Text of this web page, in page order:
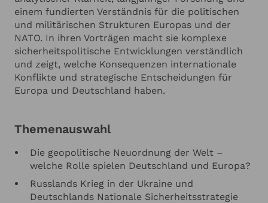
einem fundierten Verständnis für die politischen
und militärischen Strukturen Europas und der
NATO. In ihren Vorträgen macht sie komplexe
sicherheitspolitische Entwicklungen verständlich
und zeigt, welche Konsequenzen internationale
Konflikte und strategische Entscheidungen für
Europa und Deutschland haben.
Themenauswahl
Die geopolitische Neuordnung der Welt –
welche Rolle spielen Deutschland und Europa?
Russlands Krieg in der Ukraine und
Deutschlands Nationale Sicherheitsstrategie